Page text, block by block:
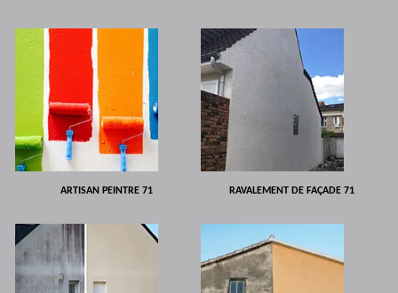
ARTISAN PEINTRE 71 RAVALEMENT DE FAÇADE 71